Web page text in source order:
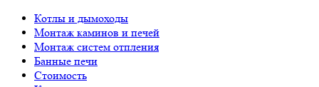
Котлы и дымоходы
Монтаж каминов и печей
Монтаж систем отпления
Банные печи
Стоимость